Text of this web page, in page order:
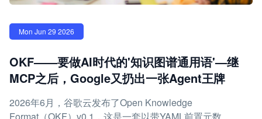
Mon Jun 29 2026
OKF——要做AI时代的'知识图谱通用语'—继
MCP之后，Google又扔出一张Agent王牌
2026年6月，谷歌云发布了Open Knowledge